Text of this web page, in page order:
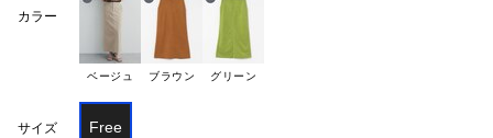
カラー
ベージュ ブラウン グリーン
サイズ Free